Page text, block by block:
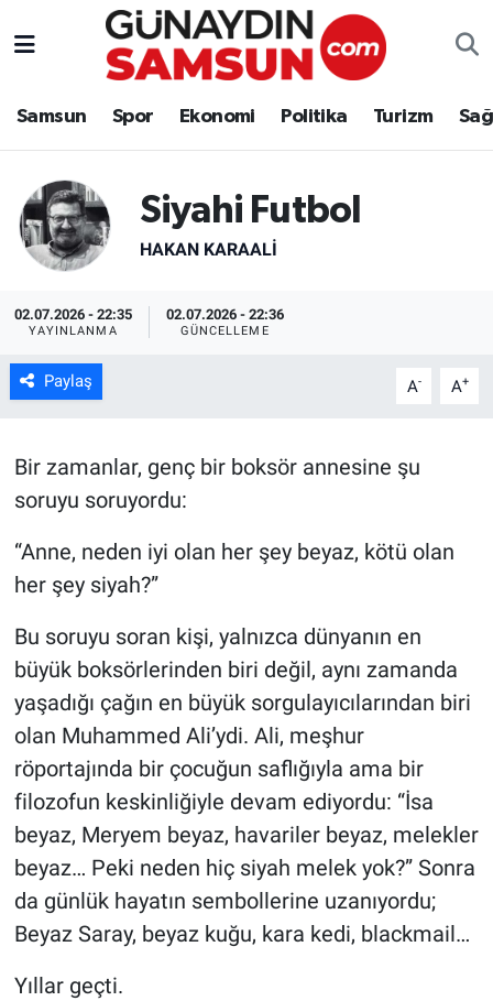
Samsun Spor Ekonomi Politika Turizm
Siyahi Futbol
HAKAN KARAALİ
02.07.2026 - 22:35
YAYINLANMA
02.07.2026 - 22:36
GÜNCELLEME
Paylaş A- A+
Bir zamanlar, genç bir boksör annesine şu
soruyu soruyordu:
“Anne, neden iyi olan her şey beyaz, kötü olan
her şey siyah?”
Bu soruyu soran kişi, yalnızca dünyanın en
büyük boksörlerinden biri değil, aynı zamanda
yaşadığı çağın en büyük sorgulayıcılarından biri
olan Muhammed Ali’ydi. Ali, meşhur
röportajında bir çocuğun saflığıyla ama bir
filozofun keskinliğiyle devam ediyordu: “İsa
beyaz, Meryem beyaz, havariler beyaz, melekler
beyaz… Peki neden hiç siyah melek yok?” Sonra
da günlük hayatın sembollerine uzanıyordu;
Beyaz Saray, beyaz kuğu, kara kedi, blackmail…
Yıllar geçti.
Samsun
Ekonomi
Politika
Turizm
Sağlık
Yaşam
Bilim ve Teknoloji
Genel
Nöbetçi Eczaneler
Trafik Durumu
Süper Lig Puan Durumu ve Fikstür
Tüm Manşetler
Son Dakika Haberleri